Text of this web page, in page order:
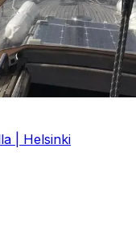
| Helsinki